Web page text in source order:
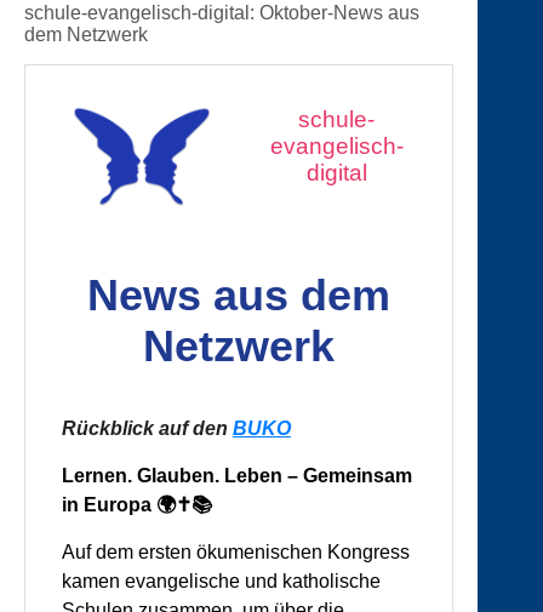
schule-evangelisch-digital: Oktober-News aus
dem Netzwerk